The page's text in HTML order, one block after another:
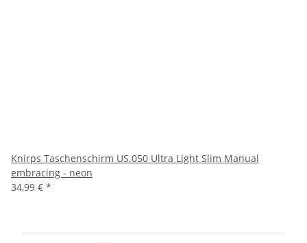
Knirps Taschenschirm US.050 Ultra Light Slim Manual
embracing - neon
34,99 € *